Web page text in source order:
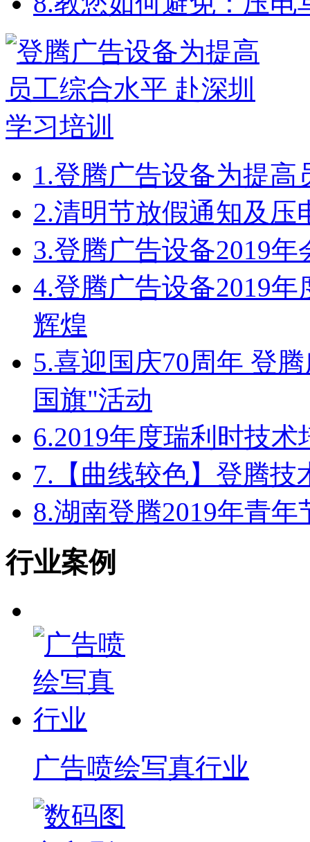
1.登腾广告设备为提高
2.清明节放假通知及压
3.登腾广告设备2019
4.登腾广告设备2019
辉煌
5.喜迎国庆70周年 登
国旗"活动
6.2019年度瑞利时技
7. 【曲线较色】登腾
8.湖南登腾2019年青
行业案例
广告喷绘写真行业